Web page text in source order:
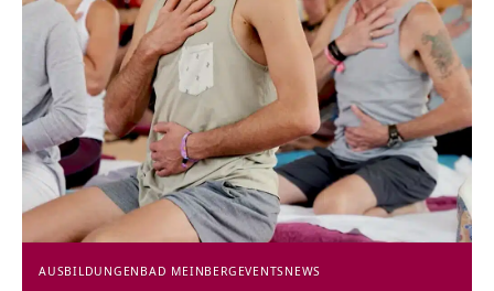
AUSBILDUNGEN BAD MEINBERG EVENTSNEWS